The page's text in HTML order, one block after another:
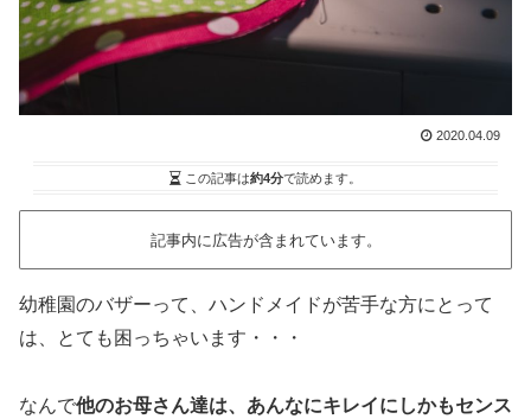
2020.04.09
この記事は約4分で読めます。
記事内に広告が含まれています。
幼稚園のバザーって、ハンドメイドが苦手な方にとって
は、とても困っちゃいます・・・
なんで他のお母さん達は、あんなにキレイにしかもセンス